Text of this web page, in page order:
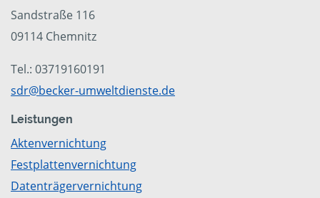
Sandstraße 116
09114 Chemnitz
Tel.: 03719160191
sdr@becker-umweltdienste.de
Leistungen
Aktenvernichtung
Festplattenvernichtung
Datenträgervernichtung